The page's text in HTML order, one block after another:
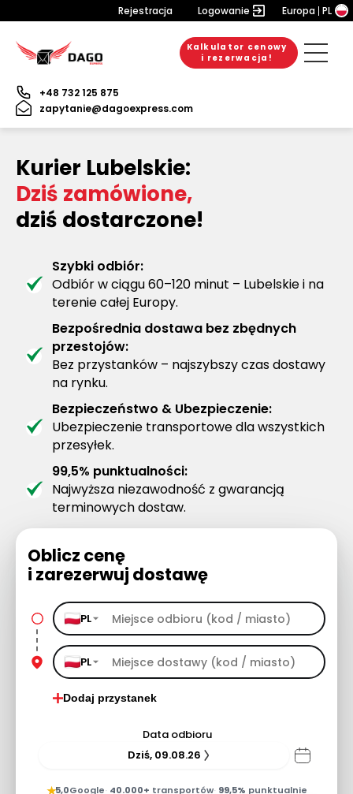
Rejestracja Logowanie Europa PL
Kalkulator cenowy
i rezerwacja!
+48 732 125 875
zapytanie@dagoexpress.com
Kurier Lubelskie:
Dziś zamówione,
dziś dostarczone!
Szybki odbiór:
Odbiór w ciągu 60–120 minut – Lubelskie i na
terenie całej Europy.
Bezpośrednia dostawa bez zbędnych
przestojów:
Bez przystanków – najszybszy czas dostawy
na rynku.
Bezpieczeństwo & Ubezpieczenie:
Ubezpieczenie transportowe dla wszystkich
przesyłek.
99,5% punktualności:
Najwyższa niezawodność z gwarancją
terminowych dostaw.
Oblicz cenę
i zarezerwuj dostawę
PL
PL
Dodaj przystanek
Data odbioru
Dziś, 09.08.26
★5,0Google· 40.000+ transportów· 99,5% punktualnie